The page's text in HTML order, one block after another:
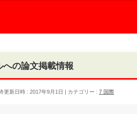
への論文掲載情報
更新日時 : 2017年9月1日 カテゴリー : 7 国際